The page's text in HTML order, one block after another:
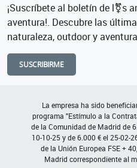
¡Suscríbete al boletín de l⚧s
aventura!. Descubre las
naturaleza, outdoor y
SUSCRIBIRME
La empresa ha sido
programa "Estímulo a la
de la Comunidad de Madrid de
10-10-25 y de 6.000 € el 25-02-
de la Unión Europea FSE +
Madrid correspondiente al